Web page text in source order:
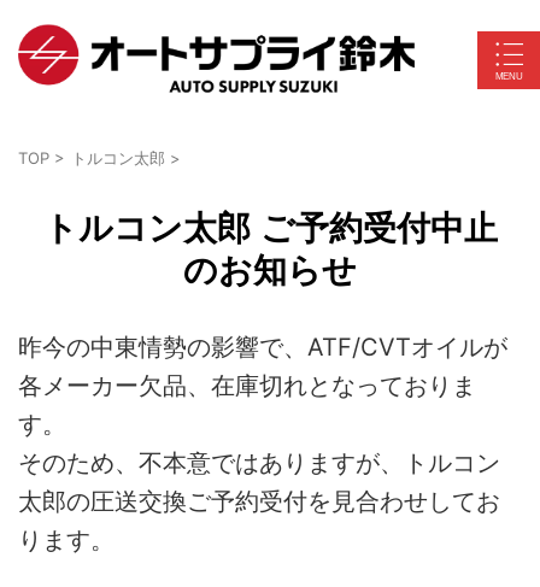
TOP > トルコン太郎 >
トルコン太郎 ご予約受付中止
のお知らせ
昨今の中東情勢の影響で、ATF/CVTオイルが
各メーカー欠品、在庫切れとなっておりま
す。
そのため、不本意ではありますが、トルコン
太郎の圧送交換ご予約受付を見合わせしてお
ります。